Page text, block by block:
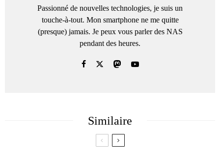
Passionné de nouvelles technologies, je suis un
touche-à-tout. Mon smartphone ne me quitte
(presque) jamais. Je peux vous parler des NAS
pendant des heures.
Similaire